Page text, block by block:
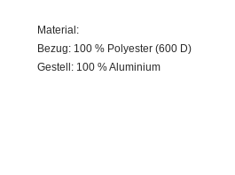
Material:
Bezug: 100 % Polyester (600 D)
Gestell: 100 % Aluminium